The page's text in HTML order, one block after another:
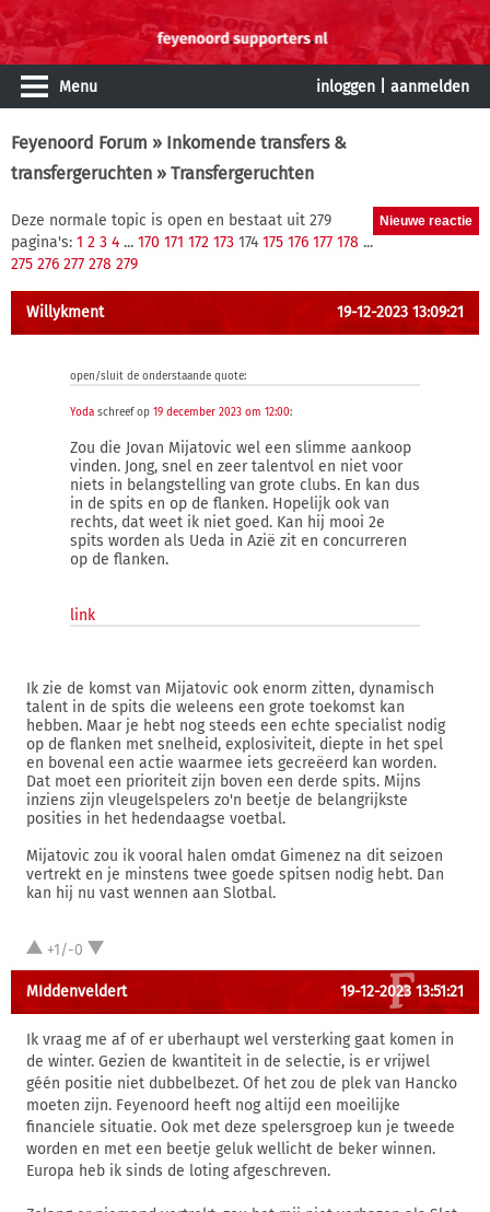
Menu inloggen aanmelden
Feyenoord Forum » Inkomende transfers &
transfergeruchten » Transfergeruchten
Deze normale topic is open en bestaat uit 279
pagina's: 1 2 3 4 ... 170 171 172 173 174 175 176 177 178 ...
275 276 277 278 279
Willykment 19-12-2023 13:09:21
open/sluit de onderstaande quote:
Yoda schreef op 19 december 2023 om 12:00:
Zou die Jovan Mijatovic wel een slimme aankoop
vinden. Jong, snel en zeer talentvol en niet voor
niets in belangstelling van grote clubs. En kan dus
in de spits en op de flanken. Hopelijk ook van
rechts, dat weet ik niet goed. Kan hij mooi 2e
spits worden als Ueda in Azië zit en concurreren
op de flanken.
link
Ik zie de komst van Mijatovic ook enorm zitten, dynamisch
talent in de spits die weleens een grote toekomst kan
hebben. Maar je hebt nog steeds een echte specialist nodig
op de flanken met snelheid, explosiviteit, diepte in het spel
en bovenal een actie waarmee iets gecreëerd kan worden.
Dat moet een prioriteit zijn boven een derde spits. Mijns
inziens zijn vleugelspelers zo'n beetje de belangrijkste
posities in het hedendaagse voetbal.
Mijatovic zou ik vooral halen omdat Gimenez na dit seizoen
vertrekt en je minstens twee goede spitsen nodig hebt. Dan
kan hij nu vast wennen aan Slotbal.
+1/-0
MIddenveldert 19-12-2023 13:51:21
Ik vraag me af of er uberhaupt wel versterking gaat komen in
de winter. Gezien de kwantiteit in de selectie, is er vrijwel
géén positie niet dubbelbezet. Of het zou de plek van Hancko
moeten zijn. Feyenoord heeft nog altijd een moeilijke
financiele situatie. Ook met deze spelersgroep kun je tweede
worden en met een beetje geluk wellicht de beker winnen.
Europa heb ik sinds de loting afgeschreven.